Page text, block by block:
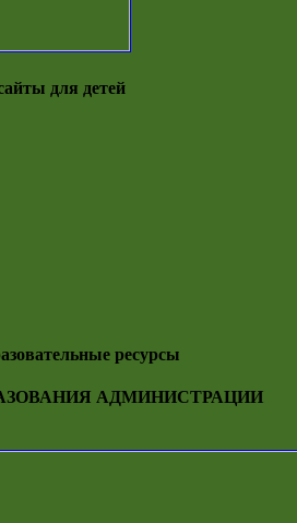
для детей
ресурсы
АДМИНИСТРАЦИИ